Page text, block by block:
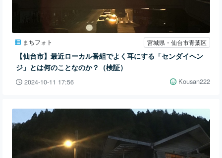
まちフォト 宮城県・仙台市青葉区
【仙台市】最近ローカル番組でよく耳にする「センダイヘン
ジ」とは何のことなのか？（検証）
2024-10-11 17:56 Kousan222